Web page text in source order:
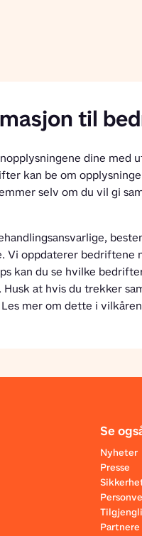
til
dine
kan be om
selv om du vil gi
Vi oppdaterer
kan du se hvilke
at hvis du trekker
mer om dette i
Se
Nyheter
Presse